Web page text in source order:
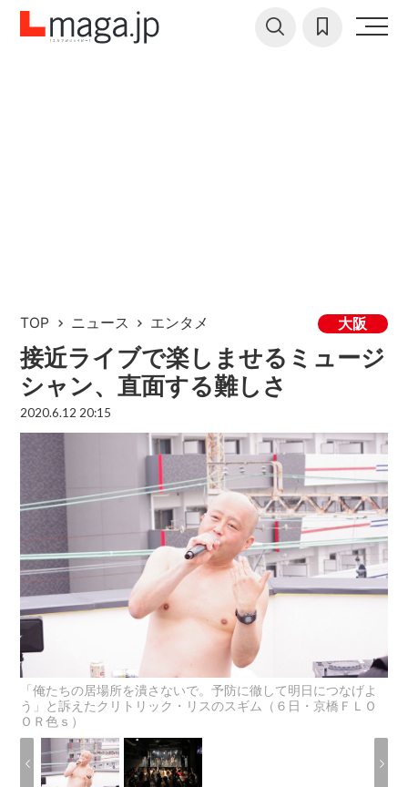
TOP ニュース エンタメ 大阪
接近ライブで楽しませるミュージ
シャン、直面する難しさ
2020.6.12 20:15
「俺たちの居場所を潰さないで。予防に徹して明日につなげよ
う」と訴えたクリトリック・リスのスギム（６日・京橋ＦＬＯ
ＯＲ色ｓ）